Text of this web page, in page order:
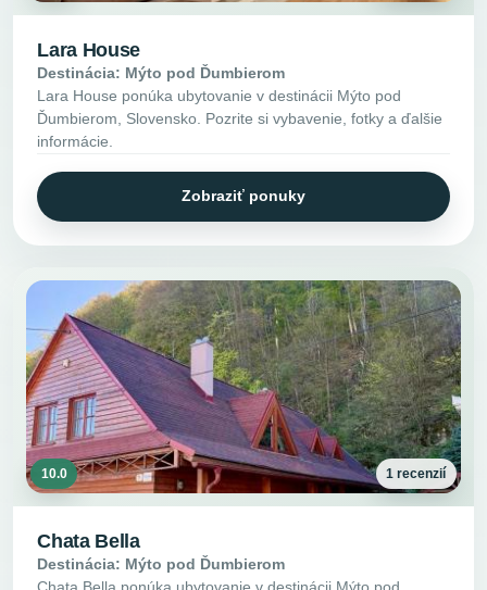
Lara House
Destinácia: Mýto pod Ďumbierom
Lara House ponúka ubytovanie v destinácii Mýto pod
Ďumbierom, Slovensko. Pozrite si vybavenie, fotky a ďalšie
informácie.
Zobraziť ponuky
10.0 1 recenzií
Chata Bella
Destinácia: Mýto pod Ďumbierom